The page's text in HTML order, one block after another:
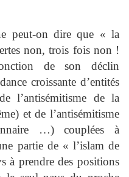
peut-on dire que « la
non, trois fois non !
de son déclin
croissante d’entités
l’antisémitisme de la
et de l’antisémitisme
…) couplées à
partie de « l’islam de
à prendre des positions